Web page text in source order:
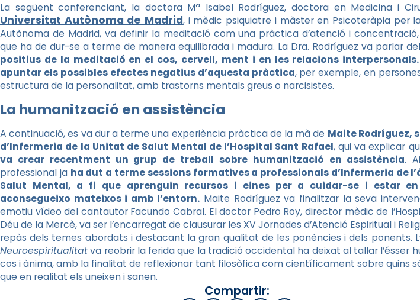
La següent conferenciant, la doctora Mª Isabel Rodríguez, doctora en Medicina i
Universitat Autònoma de Madrid, i mèdic psiquiatre i màster en Psicoteràpia per
Autònoma de Madrid, va definir la meditació com una pràctica d’atenció i
que ha de dur-se a terme de manera equilibrada i madura. La Dra. Rodríguez va parlar
positius de la meditació en el cos, cervell, ment i en les relacions
apuntar els possibles efectes negatius d’aquesta pràctica, per exemple, en
estructura de la personalitat, amb trastorns mentals greus o narcisistes.
La humanització en assistència
A continuació, es va dur a terme una experiència pràctica de la mà de Maite Rodríguez,
d’Infermeria de la Unitat de Salut Mental de l’Hospital Sant Rafael, qui va explicar
va crear recentment un grup de treball sobre humanització en assistència.
professional ja ha dut a terme sessions formatives a professionals d’Infermeria de
Salut Mental, a fi que aprenguin recursos i eines per a cuidar-se i estar
aconsegueixo mateixos i amb l’entorn. Maite Rodríguez va finalitzar la seva
emotiu vídeo del cantautor Facundo Cabral. El doctor Pedro Roy, director mèdic de
Déu de la Mercè, va ser l’encarregat de clausurar les XV Jornades d’Atenció Espiritual i
repàs dels temes abordats i destacant la gran qualitat de les ponències i dels ponents.
Neuroespiritualitatva reobrir la ferida que la tradició occidental ha deixat al tallar l’ésser
cos i ànima, amb la finalitat de reflexionar tant filosòfica com científicament sobre quins
que en realitat els uneixen i sanen.
Compartir: